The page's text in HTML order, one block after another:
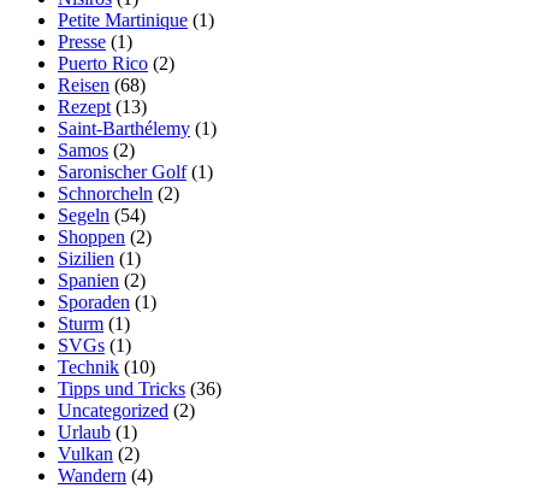
Petite Martinique (1)
Presse (1)
Puerto Rico (2)
Reisen (68)
Rezept (13)
Saint-Barthélemy (1)
Samos (2)
Saronischer Golf(1)
Schnorcheln (2)
Segeln (54)
Shoppen (2)
Sizilien (1)
Spanien (2)
Sporaden (1)
Sturm (1)
SVGs (1)
Technik (10)
Tipps und Tricks (36)
Uncategorized (2)
Urlaub (1)
Vulkan (2)
Wandern (4)